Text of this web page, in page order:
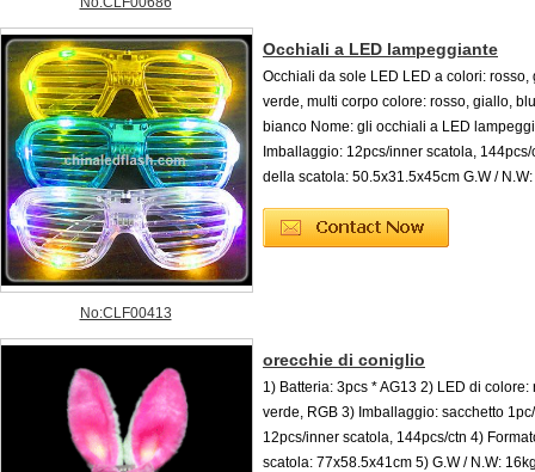
No:CLF00413
Occhiali a LED lampeggiante
Occhiali da sole LED LED a colori: rosso,
verde, multi corpo colore: rosso, giallo,
bianco Nome: gli occhiali a LED
Imballaggio: 12pcs/inner scatola, 144pcs/
della scatola: 50.5x31.5x45cm G.W /
orecchie di coniglio
1) Batteria: 3pcs * AG13 2) LED di colore:
verde, RGB 3) Imballaggio: sacchetto
12pcs/inner scatola, 144pcs/ctn 4)
scatola: 77x58.5x41cm 5) G.W / N.W: